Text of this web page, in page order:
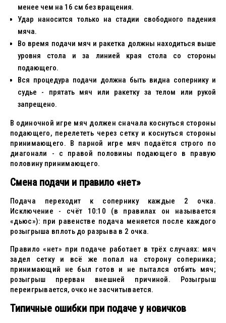
менее чем на 16 см без вращения.
Удар наносится только на стадии свободного падения
мяча.
Во время подачи мяч и ракетка должны находиться выше
уровня стола и за линией края стола со стороны
подающего.
Вся процедура подачи должна быть видна сопернику и
судье - прятать мяч или ракетку за телом или рукой
запрещено.
В одиночной игре мяч должен сначала коснуться стороны
подающего, перелететь через сетку и коснуться стороны
принимающего. В парной игре мяч подаётся строго по
диагонали - с правой половины подающего в правую
половину принимающего.
Смена подачи и правило «нет»
Подача переходит к сопернику каждые 2 очка.
Исключение - счёт 10:10 (в правилах он называется
«дьюс»): при равенстве подача меняется после каждого
розыгрыша вплоть до разрыва в 2 очка.
Правило «нет» при подаче работает в трёх случаях: мяч
задел сетку и всё же попал на сторону соперника;
принимающий не был готов и не пытался отбить мяч;
розыгрыш прерван внешней причиной. Розыгрыш
переигрывается, очко не засчитывается.
Типичные ошибки при подаче у новичков